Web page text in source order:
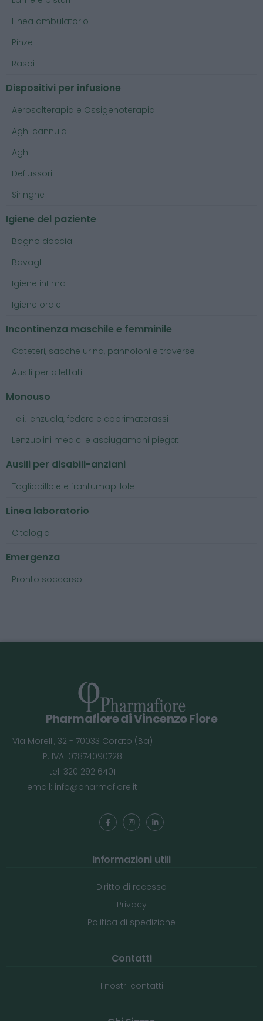
Linea ambulatorio
Pinze
Rasoi
Dispositivi per infusione
Aerosolterapia e Ossigenoterapia
Aghi cannula
Aghi
Deflussori
Siringhe
Igiene del paziente
Bagno doccia
Bavagli
Igiene intima
Igiene orale
Incontinenza maschile e femminile
Cateteri, sacche urina, pannoloni e traverse
Ausili per allettati
Monouso
Teli, lenzuola, federe e coprimaterassi
Lenzuolini medici e asciugamani piegati
Ausili per disabili-anziani
Tagliapillole e frantumapillole
Linea laboratorio
Citologia
Emergenza
Pronto soccorso
Pharmafiore di Vincenzo Fiore
Via Morelli, 32 - 70033 Corato (Ba)
P. IVA: 07874090728
tel: 320 292 6401
email: info@pharmafiore.it
Informazioni utili
Diritto di recesso
Privacy
Politica di spedizione
Contatti
I nostri contatti